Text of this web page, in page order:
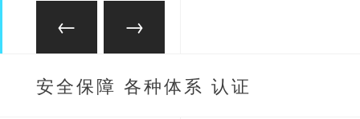
安全保障 各种体系 认证